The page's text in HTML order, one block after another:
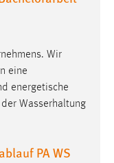
Wir
eine
energetische
Wasserhaltung
PA WS